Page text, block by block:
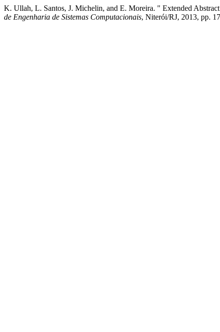
K. Ullah, L. Santos, J. Michelin, and E. Moreira. " Extended
de Engenharia de Sistemas Computacionais, Niterói/RJ, 2013, pp.